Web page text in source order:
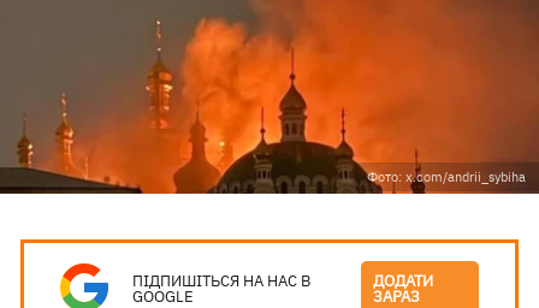
Фото: x.com/andrii_sybiha
ПІДПИШІТЬСЯ НА НАС В
GOOGLE
ДОДАТИ
ЗАРАЗ